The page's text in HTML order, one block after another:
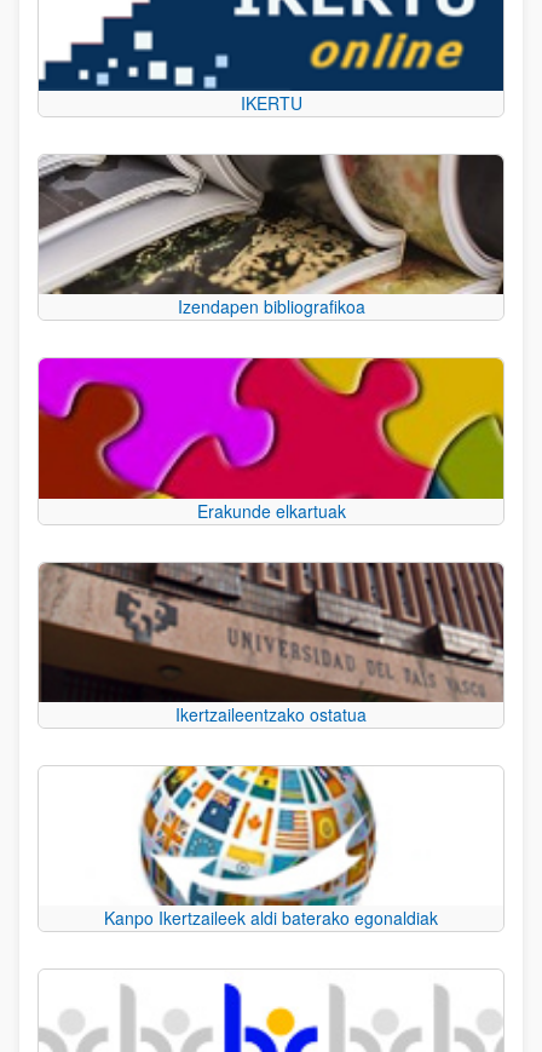
IKERTU
Izendapen bibliografikoa
Erakunde elkartuak
Ikertzaileentzako ostatua
Kanpo Ikertzaileek aldi baterako egonaldiak